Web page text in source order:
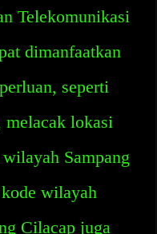
Telekomunikasi
dimanfaatkan
seperti
melacak lokasi
Sampang
wilayah
Cilacap juga